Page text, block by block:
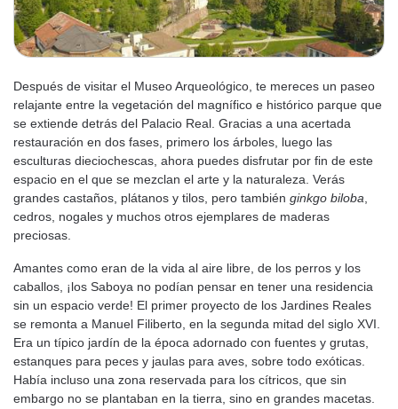
Después de visitar el Museo Arqueológico, te mereces un paseo
relajante entre la vegetación del magnífico e histórico parque que
se extiende detrás del Palacio Real. Gracias a una acertada
restauración en dos fases, primero los árboles, luego las
esculturas dieciochescas, ahora puedes disfrutar por fin de este
espacio en el que se mezclan el arte y la naturaleza. Verás
grandes castaños, plátanos y tilos, pero también ginkgo biloba
cedros, nogales y muchos otros ejemplares de maderas
preciosas.
Amantes como eran de la vida al aire libre, de los perros y los
caballos, ¡los Saboya no podían pensar en tener una residencia
sin un espacio verde! El primer proyecto de los Jardines Reales
se remonta a Manuel Filiberto, en la segunda mitad del siglo XVI.
Era un típico jardín de la época adornado con fuentes y grutas,
estanques para peces y jaulas para aves, sobre todo exóticas.
Había incluso una zona reservada para los cítricos, que sin
embargo no se plantaban en la tierra, sino en grandes macetas.